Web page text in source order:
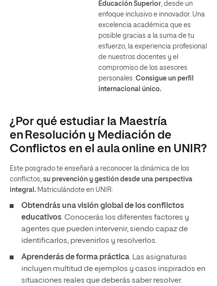
Educación Superior, desde un
enfoque inclusivo e innovador. Una
excelencia académica que es
posible gracias a la suma de tu
esfuerzo, la experiencia profesional
de nuestros docentes y el
compromiso de los asesores
personales.Consigue un perfil
internacional único.
¿Por qué estudiar la Maestría
en Resolución y Mediación de
Conflictos en el aula online en UNIR?
Este posgrado te enseñará a reconocer la dinámica de los
conflictos, su prevención y gestión desde una perspectiva
integral. Matriculándote en UNIR:
Obtendrás una visión global de los conflictos
educativos. Conocerás los diferentes factores y
agentes que pueden intervenir, siendo capaz de
identificarlos, prevenirlos y resolverlos.
Aprenderás de forma práctica. Las asignaturas
incluyen multitud de ejemplos y casos inspirados en
situaciones reales que deberás saber resolver.